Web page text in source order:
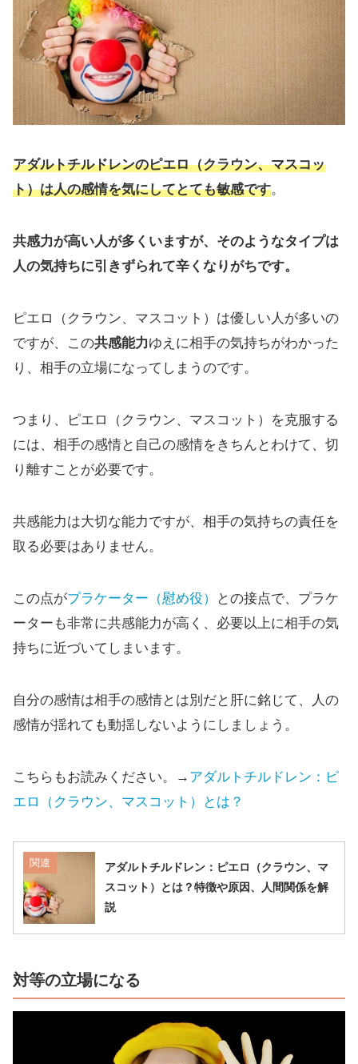
アダルトチルドレンのピエロ（クラウン、マスコッ
ト）は人の感情を気にしてとても敏感です。
共感力が高い人が多くいますが、そのようなタイプは
人の気持ちに引きずられて辛くなりがちです。
ピエロ（クラウン、マスコット）は優しい人が多いの
ですが、この共感能力ゆえに相手の気持ちがわかった
り、相手の立場になってしまうのです。
つまり、ピエロ（クラウン、マスコット）を克服する
には、相手の感情と自己の感情をきちんとわけて、切
り離すことが必要です。
共感能力は大切な能力ですが、相手の気持ちの責任を
取る必要はありません。
この点がプラケーター（慰め役）
との接点で、プラケ
ーターも非常に共感能力が高く、必要以上に相手の気
持ちに近づいてしまいます。
自分の感情は相手の感情とは別だと肝に銘じて、人の
感情が揺れても動揺しないようにしましょう。
こちらもお読みください。→ アダルトチルドレン：ピ
エロ（クラウン、マスコット）とは？
関連
アダルトチルドレン：ピエロ（クラウン、マ
スコット）とは？特徴や原因、人間関係を解
説
対等の立場になる